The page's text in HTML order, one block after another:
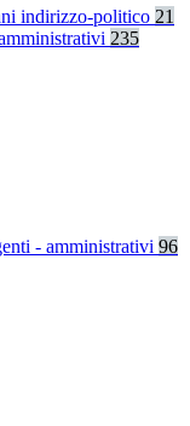
indirizzo-politico 21
235
- amministrativi 96